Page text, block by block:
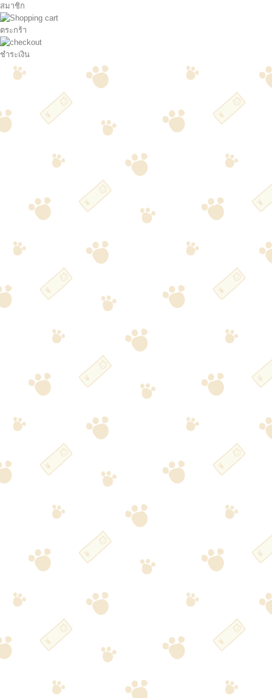
สมาชิก
ตระกร้า
ชำระเงิน